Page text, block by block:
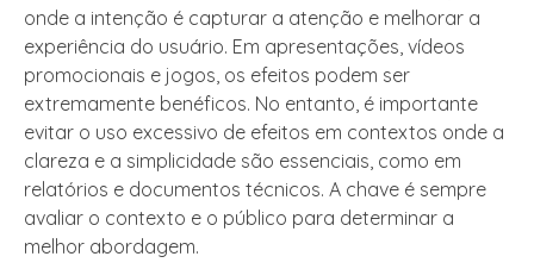
onde a intenção é capturar a atenção e melhorar a
experiência do usuário. Em apresentações, vídeos
promocionais e jogos, os efeitos podem ser
extremamente benéficos. No entanto, é importante
evitar o uso excessivo de efeitos em contextos onde a
clareza e a simplicidade são essenciais, como em
relatórios e documentos técnicos. A chave é sempre
avaliar o contexto e o público para determinar a
melhor abordagem.